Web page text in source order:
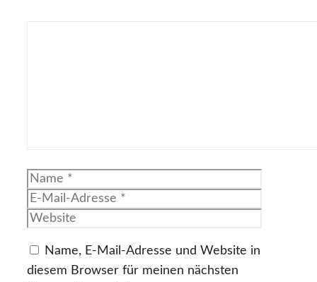
Name
Name, E-Mail-Adresse und Website in
diesem Browser für meinen nächsten